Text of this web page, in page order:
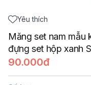
Yêu thích
Măng set nam mẫu
đựng set hộp xanh
90.000đ